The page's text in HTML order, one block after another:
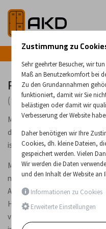
Feuer- und
(14 Produkte)
Metallschränke für
das Trocknen und Belüften
ist.
Metallschränke für
nasser Kleidung und Schuhe
Angebot. In Metall-
Helme aufbewahrt.
verschiedenen Versionen
Zustimmung zu
Sehr geehrter Besucher, wir
Maß an Benutzerkomfort bei
Zu den Grundannahmen
funktioniert, damit wir Sie
belästigen oder damit wir
Verbesserung der Website
Daher benötigen wir Ihre
Cookies, dh. kleine Dateien,
gespeichert werden. Vielen
Wir werden die Daten
und den Inhalt der Website an
Informationen zu Cookies
Erweiterte Einstellungen